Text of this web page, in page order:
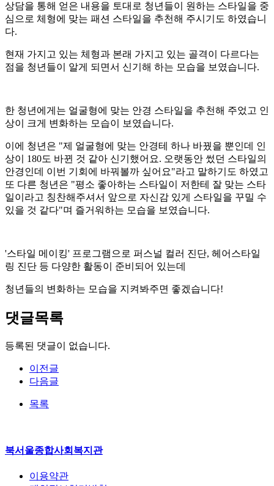
상담을 통해 얻은 내용을 토대로 청년들이 원하는 스타일을 중
심으로 체형에 맞는 패션 스타일을 추천해 주시기도 하였습니
다.
현재 가지고 있는 체형과 본래 가지고 있는 골격이 다르다는
점을 청년들이 알게 되면서 신기해 하는 모습을 보였습니다.
한 청년에게는 얼굴형에 맞는 안경 스타일을 추천해 주었고 인
상이 크게 변화하는 모습이 보였습니다.
이에 청년은 "제 얼굴형에 맞는 안경테 하나 바꿨을 뿐인데 인
상이 180도 바뀐 것 같아 신기했어요. 오랫동안 썼던 스타일의
안경인데 이번 기회에 바꿔볼까 싶어요"라고 말하기도 하였고
또 다른 청년은 "평소 좋아하는 스타일이 저한테 잘 맞는 스타
일이라고 칭찬해주셔서 앞으로 자신감 있게 스타일을 꾸밀 수
있을 것 같다"며 즐거워하는 모습을 보였습니다.
'스타일 메이킹' 프로그램으로 퍼스널 컬러 진단, 헤어스타일
링 진단 등 다양한 활동이 준비되어 있는데
청년들의 변화하는 모습을 지켜봐주면 좋겠습니다!
댓글목록
등록된 댓글이 없습니다.
이전글
다음글
목록
북서울종합사회복지관
이용약관